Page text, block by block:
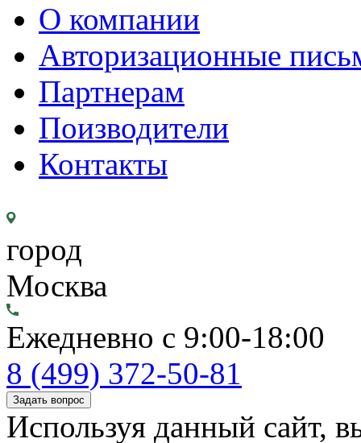
О компании
Авторизационные
Партнерам
Поизводители
Контакты
город
Москва
Ежедневно с 9:00-18:00
8 (499) 372-50-81
Задать вопрос
Используя данный сайт,